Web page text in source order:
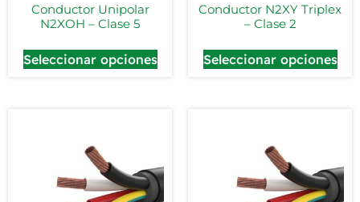
Conductor Unipolar
N2XOH – Clase 5
Seleccionar opciones
Conductor N2XY Triplex
– Clase 2
Seleccionar opciones